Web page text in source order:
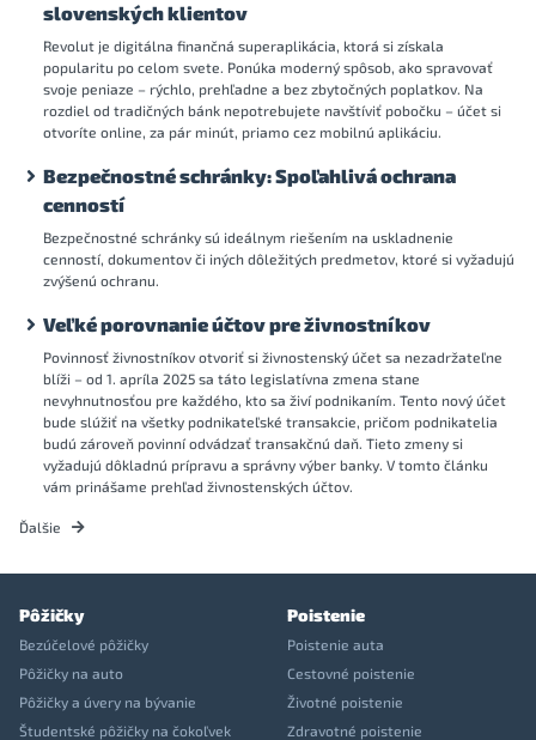
slovenských klientov
Revolut je digitálna finančná superaplikácia, ktorá si získala
popularitu po celom svete. Ponúka moderný spôsob, ako spravovať
svoje peniaze – rýchlo, prehľadne a bez zbytočných poplatkov. Na
rozdiel od tradičných bánk nepotrebujete navštíviť pobočku – účet si
otvoríte online, za pár minút, priamo cez mobilnú aplikáciu.
Bezpečnostné schránky: Spoľahlivá ochrana
cenností
Bezpečnostné schránky sú ideálnym riešením na uskladnenie
cenností, dokumentov či iných dôležitých predmetov, ktoré si vyžadujú
zvýšenú ochranu.
Veľké porovnanie účtov pre živnostníkov
Povinnosť živnostníkov otvoriť si živnostenský účet sa nezadržateľne
blíži – od 1. apríla 2025 sa táto legislatívna zmena stane
nevyhnutnosťou pre každého, kto sa živí podnikaním. Tento nový účet
bude slúžiť na všetky podnikateľské transakcie, pričom podnikatelia
budú zároveň povinní odvádzať transakčnú daň. Tieto zmeny si
vyžadujú dôkladnú prípravu a správny výber banky. V tomto článku
vám prinášame prehľad živnostenských účtov.
Ďalšie
Pôžičky
Bezúčelové pôžičky
Pôžičky na auto
Pôžičky a úvery na bývanie
Študentské pôžičky na čokoľvek
Poistenie
Poistenie auta
Cestovné poistenie
Životné poistenie
Zdravotné poistenie